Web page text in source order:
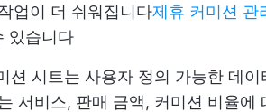
업이 더 쉬워집니다제휴 커미션 관
있습니다
션 시트는 사용자 정의 가능한 데이
서비스, 판매 금액, 커미션 비율에